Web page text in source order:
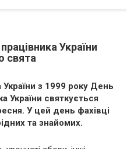
України
свята
з 1999 року День
України святкується
У цей день фахівці
та знайомих.